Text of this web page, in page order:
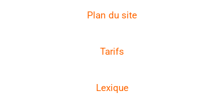
Plan du site
Tarifs
Lexique